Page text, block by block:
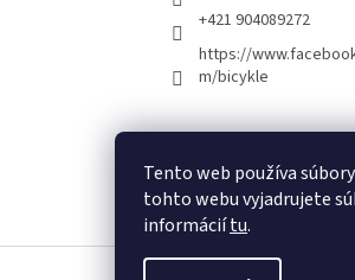
Tento web používa
tohto webu vyjadrujete
informáciítu.
+421 904089272
https://
m/bicykle